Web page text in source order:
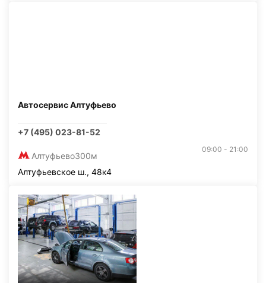
Автосервис Алтуфьево
+7 (495) 023-81-52
Алтуфьево300м
09:00 - 21:00
Алтуфьевское ш., 48к4